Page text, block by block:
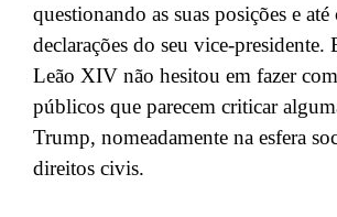
questionando as suas posições e até
declarações do seu vice-presidente.
Leão XIV não hesitou em fazer
públicos que parecem criticar
Trump, nomeadamente na esfera
direitos civis.